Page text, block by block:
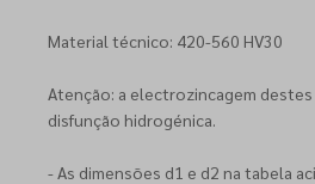
Material técnico: 420-560 HV30
Atenção: a electrozincagem
disfunção hidrogénica.
- As dimensões d1 e d2 na tabela